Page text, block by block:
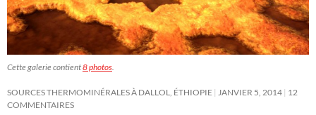
Cette galerie contient8 photos.
SOURCES THERMOMINÉRALES À DALLOL, ÉTHIOPIE JANVIER 5, 2014 12
COMMENTAIRES